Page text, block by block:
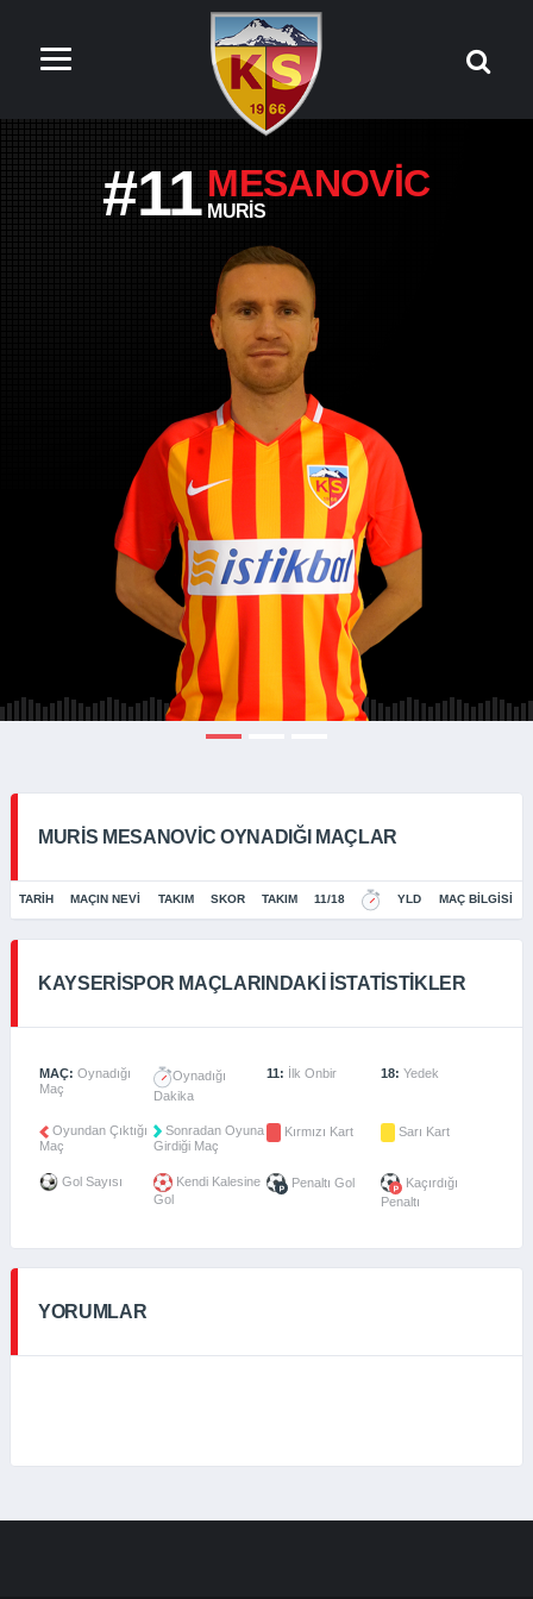
#11MESANOVIC
MURIS
MURIS MESANOVIC OYNADIĞI MAÇLAR
TARIH MAÇIN NEVI TAKIM SKOR TAKIM 11/18 YLD MAÇ BILGISI
KAYSERISPOR MAÇLARINDAKI İSTATISTIKLER
MAÇ: Oynadığı
Maç
Oynadığı
Dakika
11: İlk Onbir 18: Yedek
Oyundan Çıktığı
Maç
Sonradan Oyuna
Girdiği Maç
Kırmızı Kart Sarı Kart
Gol Sayısı
Kendi Kalesine
Gol
Penaltı Gol
Kaçırdığı
Penaltı
YORUMLAR